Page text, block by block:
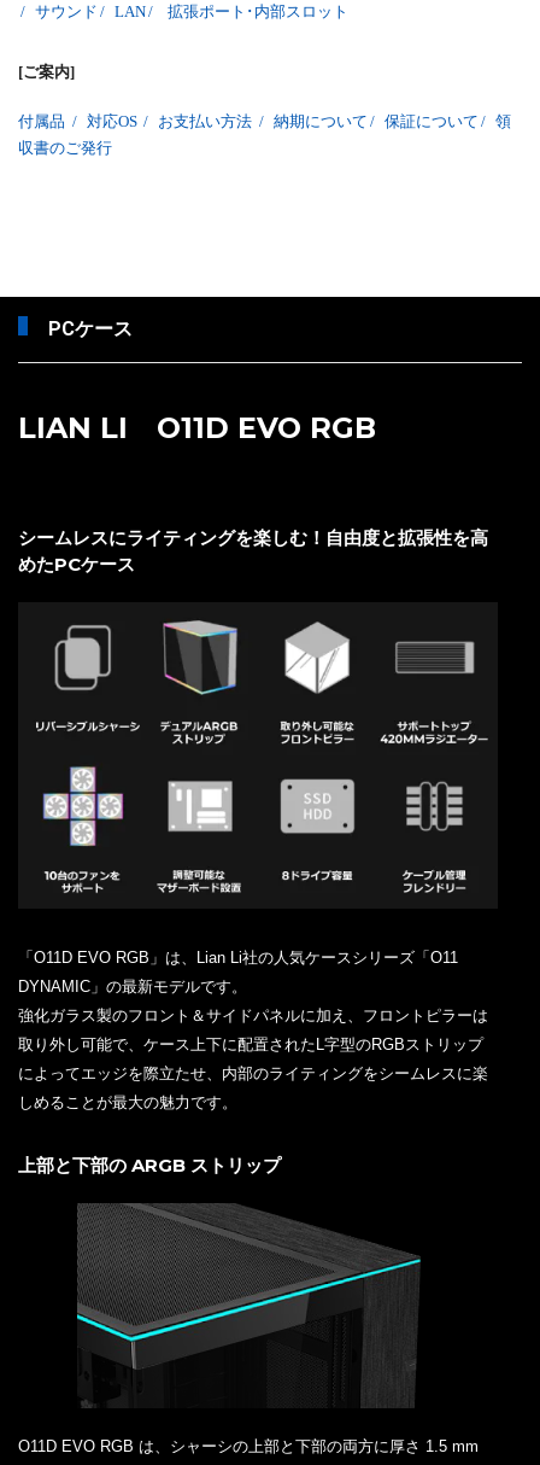
/ サウンド / LAN/ 拡張ポート･内部スロット
[ご案内]
付属品 / 対応OS / お支払い方法 / 納期について / 保証について / 領
収書のご発行
PCケース
LIAN LI O11D EVO RGB
シームレスにライティングを楽しむ！自由度と拡張性を高
めたPCケース
「O11D EVO RGB」は、Lian Li社の人気ケースシリーズ「O11
DYNAMIC」の最新モデルです。
強化ガラス製のフロント＆サイドパネルに加え、フロントピラーは
取り外し可能で、ケース上下に配置されたL字型のRGBストリップ
によってエッジを際立たせ、内部のライティングをシームレスに楽
しめることが最大の魅力です。
上部と下部の ARGB ストリップ
O11D EVO RGB は、シャーシの上部と下部の両方に厚さ 1.5 mm